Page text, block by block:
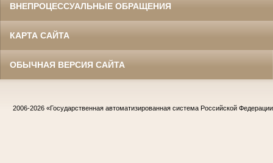
ВНЕПРОЦЕССУАЛЬНЫЕ ОБРАЩЕНИЯ
КАРТА САЙТА
ОБЫЧНАЯ ВЕРСИЯ САЙТА
2006-2026 «Государственная автоматизированная система Российской